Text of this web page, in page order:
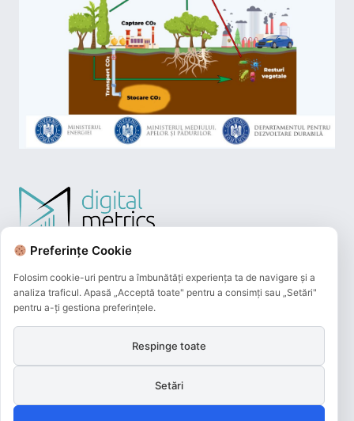
Plățile online efectuate pe acest site
sunt procesate de către Netopia Payments
și beneficiază de 3D-Secure.
Preferințe Cookie
Folosim cookie-uri pentru a îmbunătăți experiența ta de navigare și a
analiza traficul. Apasă „Acceptă toate" pentru a consimți sau „Setări"
pentru a-ți gestiona preferințele.
Respinge toate
Setări